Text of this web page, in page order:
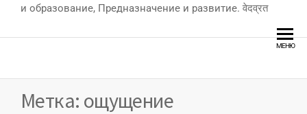
и образование, Предназначение и развитие. वेदव्रत
МЕНЮ
Метка: ощущение